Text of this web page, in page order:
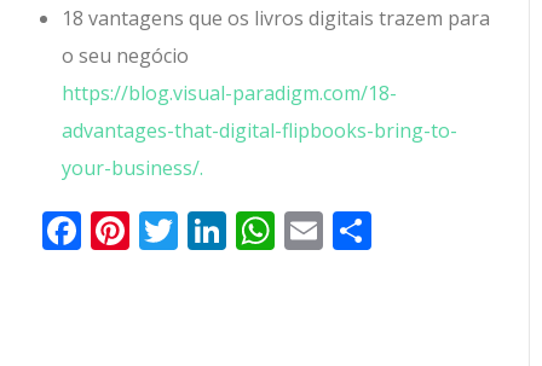
18 vantagens que os livros digitais trazem para
o seu negócio
https://blog.visual-paradigm.com/18-
advantages-that-digital-flipbooks-bring-to-
your-business/.
Facebook
Pinterest
Twitter
LinkedIn
WhatsApp
Email